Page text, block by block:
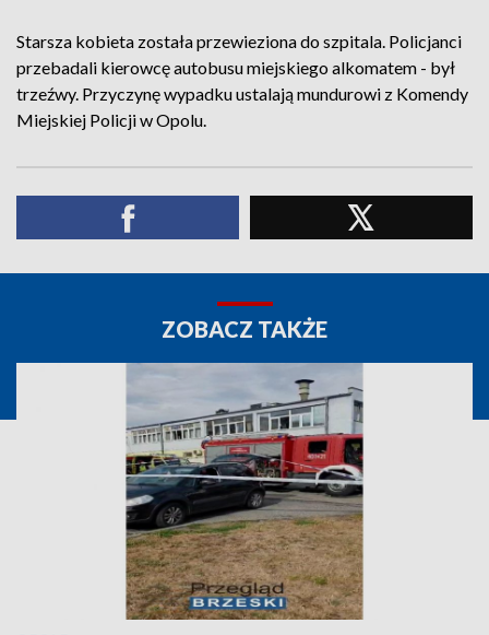
Starsza kobieta została przewieziona do szpitala. Policjanci
przebadali kierowcę autobusu miejskiego alkomatem - był
trzeźwy. Przyczynę wypadku ustalają mundurowi z Komendy
Miejskiej Policji w Opolu.
ZOBACZ TAKŻE